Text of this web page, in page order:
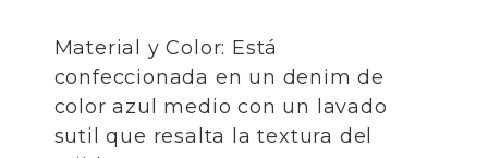
​Material y Color: Está
confeccionada en un denim de
color azul medio con un lavado
sutil que resalta la textura del